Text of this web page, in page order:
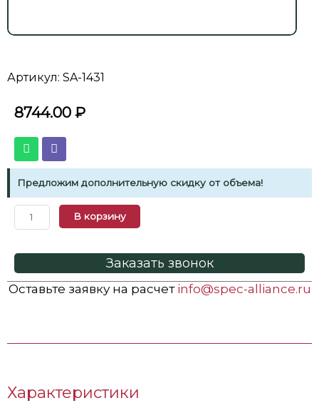
Артикул: SA-1431
8744.00 ₽
Предложим дополнительную скидку от объема!
В корзину
Заказать звонок
Оставьте заявку на расчет info@spec-alliance.ru
Характеристики